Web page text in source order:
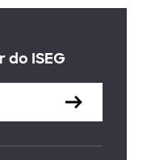
do ISEG